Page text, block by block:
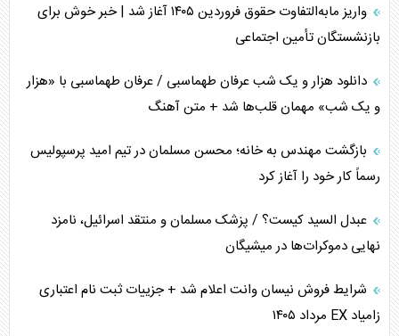
تأثیر جنگ ایران و آمریکا بر اقتصاد جهانی
اربعین، کابوس مشترک تل‌آویو-واشنگتن
برنامه هفتم توسعه در نقطه کور سیاستگذاری
اوکراین بازوی مخرب آمریکا در غرب آسیا
اهمیت راهبردی اردن برای آمریکا
پیام، ظرفیت بالفعل‌نشده تجارت ایران
واریز مابه‌التفاوت حقوق فروردین ۱۴۰۵ آغاز شد | خبر خوش برای
بازنشستگان تأمین اجتماعی
دانلود هزار و یک شب عرفان طهماسبی / عرفان طهماسبی با «هزار
و یک شب» مهمان قلب‌ها شد + متن آهنگ
بازگشت مهندس به خانه؛ محسن مسلمان در تیم امید پرسپولیس
رسماً کار خود را آغاز کرد
عبدل السید کیست؟ / پزشک مسلمان و منتقد اسرائیل، نامزد
نهایی دموکرات‌ها در میشیگان
شرایط فروش نیسان وانت اعلام شد + جزییات ثبت نام اعتباری
زامیاد EX مرداد ۱۴۰۵